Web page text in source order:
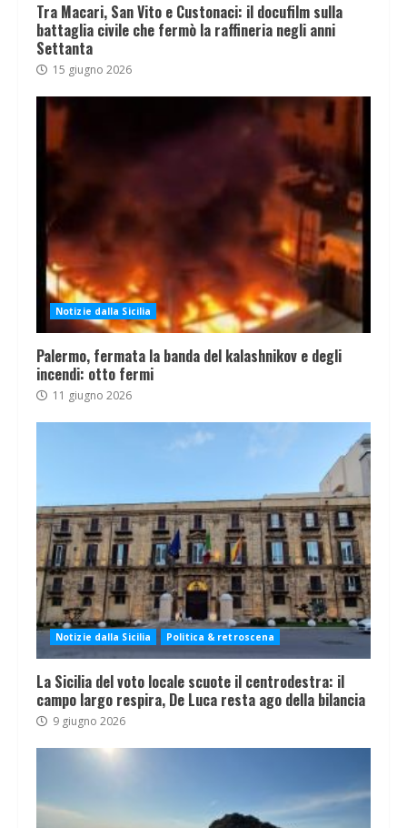
Tra Macari, San Vito e Custonaci: il docufilm sulla
battaglia civile che fermò la raffineria negli anni
Settanta
15 giugno 2026
Notizie dalla Sicilia
Palermo, fermata la banda del kalashnikov e degli
incendi: otto fermi
11 giugno 2026
Notizie dalla Sicilia Politica & retroscena
La Sicilia del voto locale scuote il centrodestra: il
campo largo respira, De Luca resta ago della bilancia
9 giugno 2026